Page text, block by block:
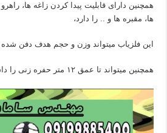
همچنین دارای قابلیت پیدا کردن زاغه ها،
ها، مقبره ها و .. را دارد،
این فلزیاب میتواند وزن و حجم هدف دفن شده
همچنین میتواند تا عمق ۱۲ متر حفره زنی را داشته باشد،